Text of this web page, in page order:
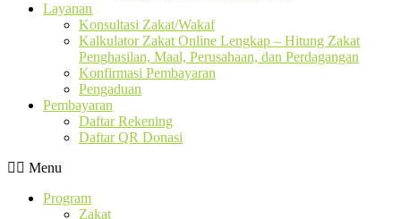
Layanan
Konsultasi Zakat/Wakaf
Kalkulator Zakat Online Lengkap – Hitung Zakat
Penghasilan, Maal, Perusahaan, dan Perdagangan
Konfirmasi Pembayaran
Pengaduan
Pembayaran
Daftar Rekening
Daftar QR Donasi
Menu
Program
Zakat